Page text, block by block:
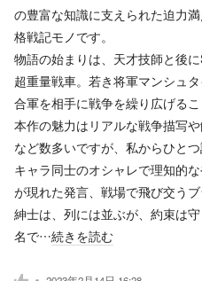
の豊富な知識に支えられた迫力
格戦記モノです。
物語の始まりは、天才技師と後
超重量戦車。若き将軍マンシュ
合軍を相手に戦争を繰り広げるこ
本作の魅力はリアルな戦争描写
など数多いですが、私からひと
キャラ同士のオシャレで理知的
が現れた発言、戦場で飛び交う
紳士は、列には並ぶが、約束は
名で…続きを読む